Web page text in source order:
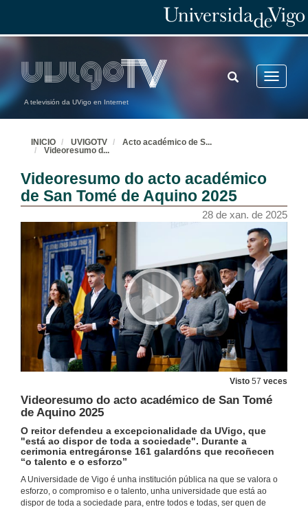
A televisión da UVigo en Internet
Toggle
TOGGLE
SEARCH
INICIO UVIGOTV Acto académico de S...
Videoresumo d...
Videoresumo do acto académico
de San Tomé de Aquino 2025
28 de xan. de 2025
Visto 57 veces
Videoresumo do acto académico de San Tomé
de Aquino 2025
O reitor defendeu a excepcionalidade da UVigo, que
"está ao dispor de toda a sociedade". Durante a
cerimonia entregáronse 161 galardóns que recoñecen
“o talento e o esforzo”
A Universidade de Vigo é unha institución pública na que se valora o
esforzo, o compromiso e o talento, unha universidade que está ao
dispor de toda a sociedade para, entre todos e todas, ser quen de